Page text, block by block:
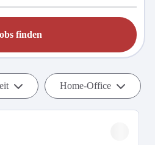
finden
Home-Office